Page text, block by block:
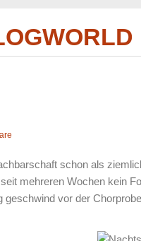
schon als
mehreren Wochen kein
geschwind vor der